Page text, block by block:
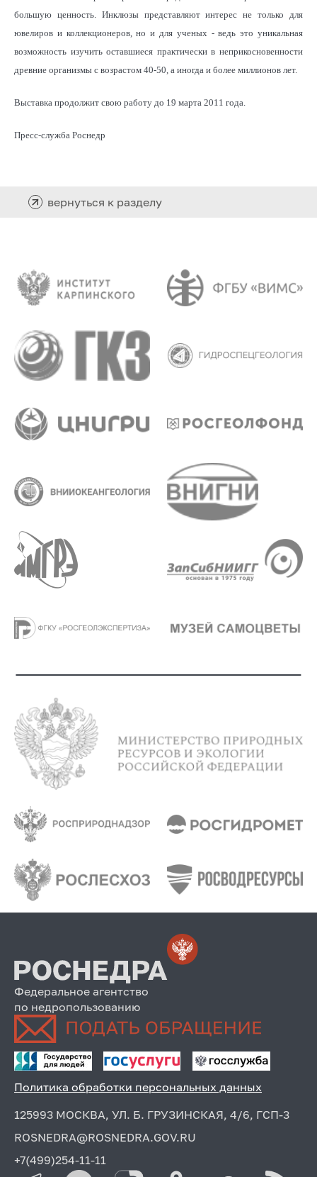
большую ценность. Инклюзы представляют интерес не только для
ювелиров и коллекционеров, но и для ученых - ведь это уникальная
возможность изучить оставшиеся практически в неприкосновенности
древние организмы с возрастом 40-50, а иногда и более миллионов лет.
Выставка продолжит свою работу до 19 марта 2011 года.
Пресс-служба Роснедр
вернуться к разделу
Федеральное агентство
по недропользованию
Политика обработки персональных данных
125993 МОСКВА, УЛ. Б. ГРУЗИНСКАЯ, 4/6, ГСП-3
ROSNEDRA@ROSNEDRA.GOV.RU
+7(499)254-11-11